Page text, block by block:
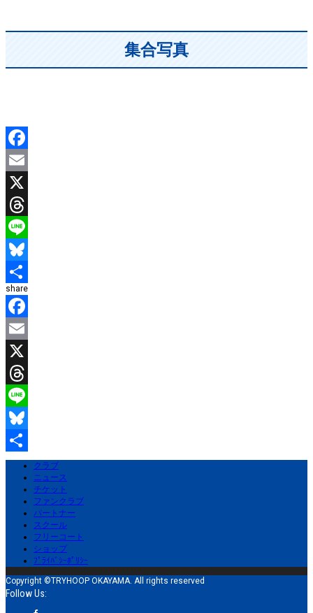
集合写真
Facebook
Email
X
Threads
Line
Bluesky
共
有
share
Facebook
Email
X
Threads
Line
Bluesky
共
クラブ
ニュース
チケット
ファンクラブ
パートナー
スクール
フリーコート
ショップ
ﾌﾟﾗｲﾊﾞｼｰﾎﾟﾘｼｰ
Copyright ©TRYHOOP OKAYAMA. All rights reserved
Follow Us: